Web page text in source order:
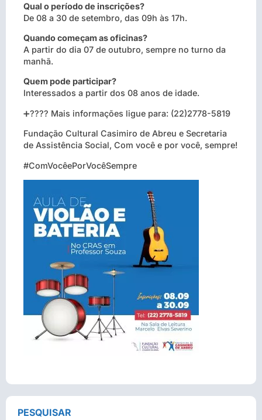
Qual o período de inscrições?
De 08 a 30 de setembro, das 09h às 17h.
Quando começam as oficinas?
A partir do dia 07 de outubro, sempre no turno da
manhã.
Quem pode participar?
Interessados a partir dos 08 anos de idade.
➕???? Mais informações ligue para: (22)2778-5819
Fundação Cultural Casimiro de Abreu e Secretaria
de Assistência Social, Com você e por você, sempre!
#ComVocêePorVocêSempre
PESQUISAR